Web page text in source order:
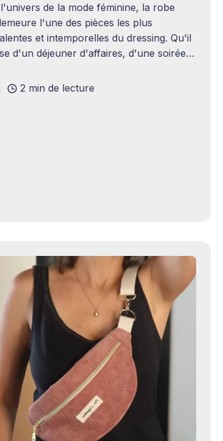
de la mode féminine, la robe
l'une des pièces les plus
et intemporelles du dressing. Qu'il
d'un déjeuner d'affaires, d'une soirée
sélectionner
2 min de lecture